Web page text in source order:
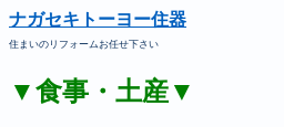
ナガセキトーヨー住器
住まいのリフォームお任せ下さい
▼食事・土産▼